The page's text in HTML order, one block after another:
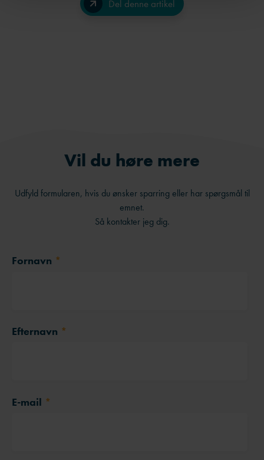
Del denne artikel
Vil du høre mere
Udfyld formularen, hvis du ønsker sparring eller har spørgsmål til
emnet.
Så kontakter jeg dig.
Fornavn *
Efternavn *
E-mail *